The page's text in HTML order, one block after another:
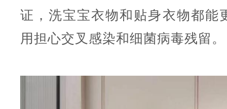
证，洗宝宝衣物和贴身衣物都能
用担心交叉感染和细菌病毒残留。